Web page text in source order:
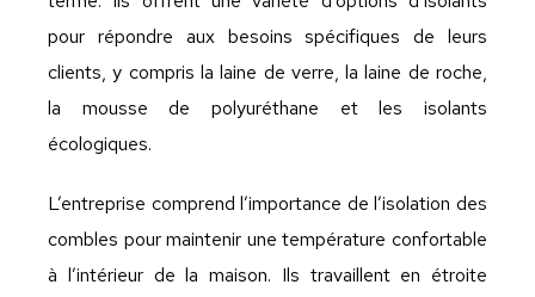
pour répondre aux besoins spécifiques de leurs
clients, y compris la laine de verre, la laine de roche,
la mousse de polyuréthane et les isolants
écologiques.
L’entreprise comprend l’importance de l’isolation des
combles pour maintenir une température confortable
à l’intérieur de la maison. Ils travaillent en étroite